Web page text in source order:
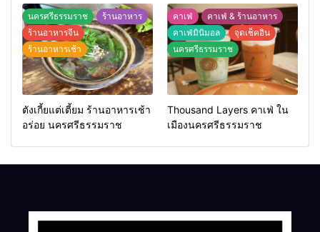
นครศรีธรรมราช
ร้านอาหาร
ร้านอาหารจีน
ร้านอาหารเช้า
ตังเกี้ยแต่เตี้ยม ร้านอาหารเช้า
อร่อย นครศรีธรรมราช
คาเฟ่
คาเฟ่ & ร้านอาหาร
คาเฟ่มินิมอล
จุดเช็คอิน
นครศรีธรรมราช
Thousand Layers คาเฟ่ ใน
เมืองนครศรีธรรมราช